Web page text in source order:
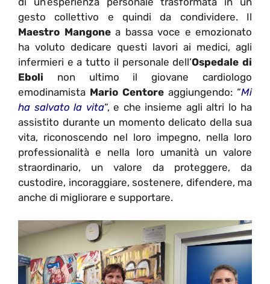
gesto collettivo e quindi da condividere. Il
Maestro Mangonea bassa voce e emozionato
ha voluto dedicare questi lavori ai medici, agli
infermieri e a tutto il personale dell’Ospedale di
Eboli non ultimo il giovane cardiologo
emodinamista Mario Centore aggiungendo: “Mi
ha salvato la vita“, e che insieme agli altri lo ha
assistito durante un momento delicato della sua
vita, riconoscendo nel loro impegno, nella loro
professionalità e nella loro umanità un valore
straordinario, un valore da proteggere, da
custodire, incoraggiare, sostenere, difendere, ma
anche di migliorare e supportare.